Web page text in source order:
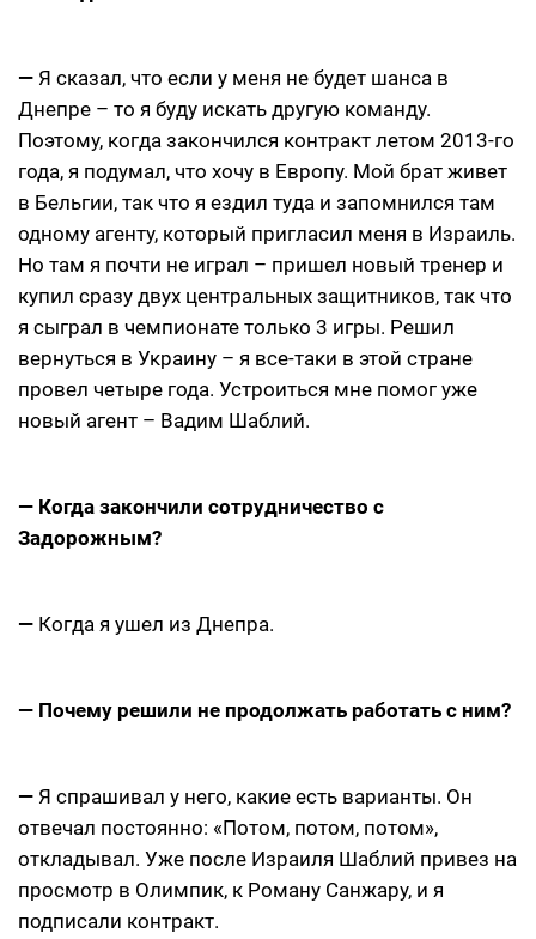
— Я сказал, что если у меня не будет шанса в
Днепре – то я буду искать другую команду.
Поэтому, когда закончился контракт летом 2013-го
года, я подумал, что хочу в Европу. Мой брат живет
в Бельгии, так что я ездил туда и запомнился там
одному агенту, который пригласил меня в Израиль.
Но там я почти не играл – пришел новый тренер и
купил сразу двух центральных защитников, так что
я сыграл в чемпионате только 3 игры. Решил
вернуться в Украину – я все-таки в этой стране
провел четыре года. Устроиться мне помог уже
новый агент – Вадим Шаблий.
— Когда закончили сотрудничество с
Задорожным?
— Когда я ушел из Днепра.
— Почему решили не продолжать работать с ним?
— Я спрашивал у него, какие есть варианты. Он
отвечал постоянно: «Потом, потом, потом»,
откладывал. Уже после Израиля Шаблий привез на
просмотр в Олимпик, к Роману Санжару, и я
подписали контракт.